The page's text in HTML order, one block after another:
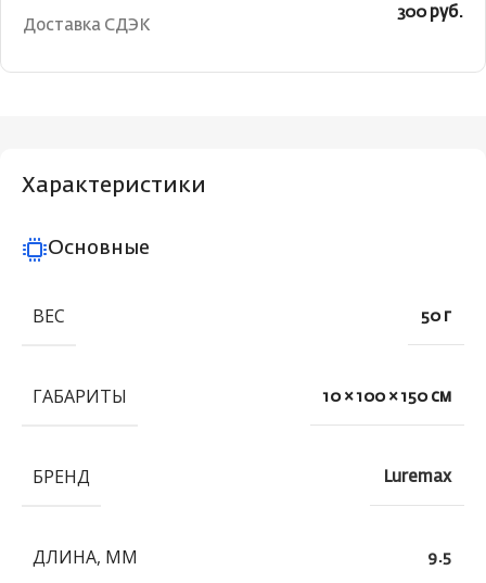
Доставка СДЭК
300 руб.
Характеристики
Основные
ВЕС 50 г
ГАБАРИТЫ 10 × 100 × 150 см
БРЕНД Luremax
ДЛИНА, ММ 9.5